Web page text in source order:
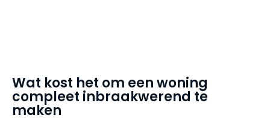
Wat kost het om een woning
compleet inbraakwerend te
maken